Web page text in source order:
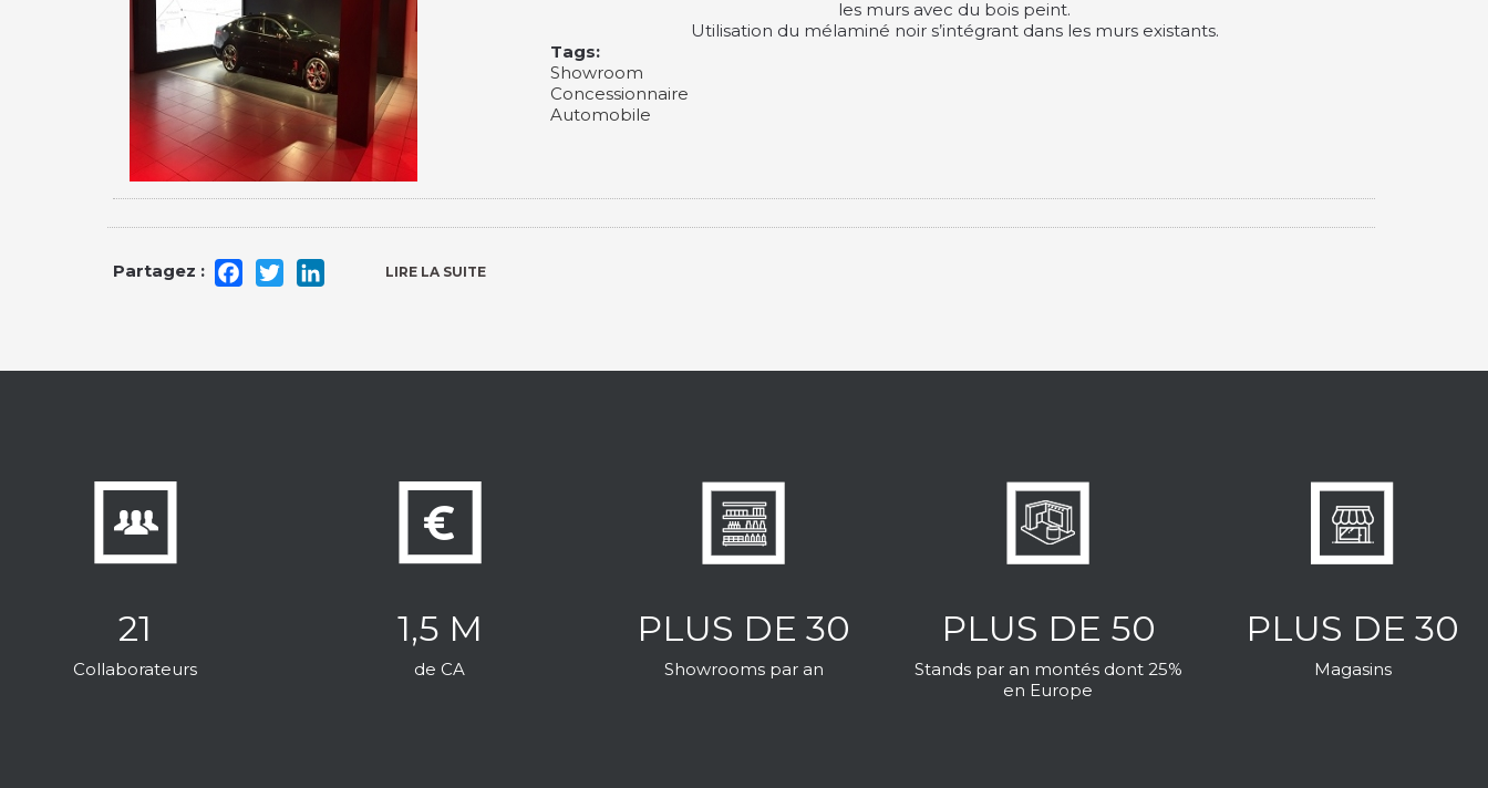
les murs avec du bois peint.
Utilisation du mélaminé noir s’intégrant dans les murs existants.
Tags:
Showroom
Concessionnaire
Automobile
Facebook
TwitterLinkedInLIRE LA SUITE
LOOK
21
Collaborateurs
1,5 M
de CA
PLUS DE 30
Showrooms par an
PLUS DE 50
Stands par an montés dont 25%
en Europe
PLUS DE 30
Magasins